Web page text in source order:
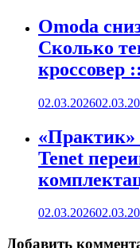
Omoda
Сколько
кроссовер
02.03.2026
«Практик»
Tenet
02.03.2026
Добавить